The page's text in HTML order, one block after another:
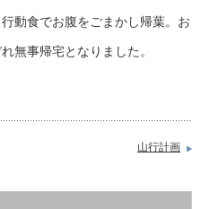
動食でお腹をごまかし帰葉。お
無事帰宅となりました。
山行計画